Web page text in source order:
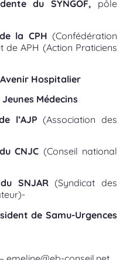
du SYNGOF, pôle
la CPH (Confédération
APH (Action Praticiens
Hospitalier
Médecins
l’AJP (Association des
CNJC (Conseil national
SNJAR(Syndicat des
de Samu-Urgences